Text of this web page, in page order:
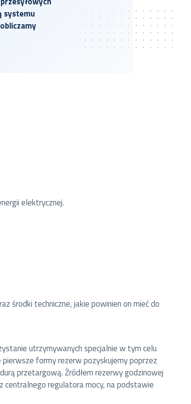
systemu
elektrycznej.
środki techniczne, jakie powinien on mieć do
utrzymywanych specjalnie w tym celu
formy rezerw pozyskujemy poprzez
przetargową. Źródłem rezerwy godzinowej
centralnego regulatora mocy, na podstawie